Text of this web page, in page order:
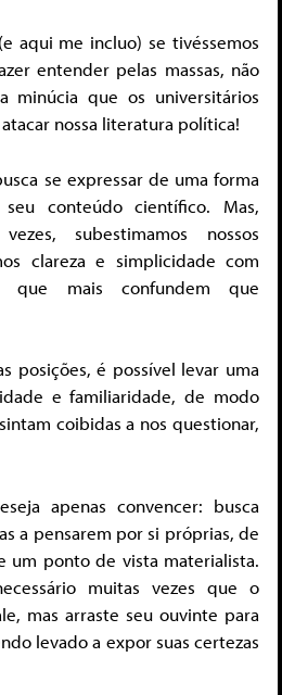
aqui me incluo) se tivéssemos
entender pelas massas, não
minúcia que os universitários
nossa literatura política!
se expressar de uma forma
conteúdo científico. Mas,
subestimamos nossos
clareza e simplicidade com
que mais confundem que
posições, é possível levar uma
e familiaridade, de modo
coibidas a nos questionar,
apenas convencer: busca
a pensarem por si próprias, de
um ponto de vista materialista.
muitas vezes que o
mas arraste seu ouvinte para
levado a expor suas certezas